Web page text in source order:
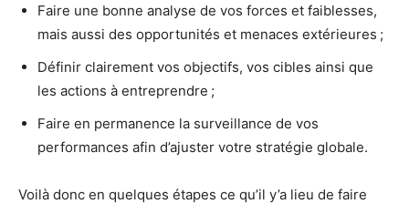
Faire une bonne analyse de vos forces et faiblesses,
mais aussi des opportunités et menaces extérieures ;
Définir clairement vos objectifs, vos cibles ainsi que
les actions à entreprendre ;
Faire en permanence la surveillance de vos
performances afin d’ajuster votre stratégie globale.
Voilà donc en quelques étapes ce qu’il y’a lieu de faire